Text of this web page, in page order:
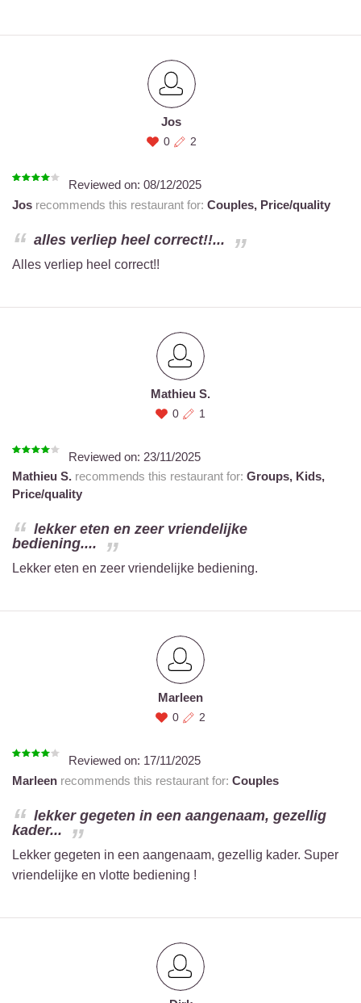
Jos
0 2
Reviewed on: 08/12/2025
Jos recommends this restaurant for: Couples, Price/quality
alles verliep heel correct!!...
Alles verliep heel correct!!
Mathieu S.
0 1
Reviewed on: 23/11/2025
Mathieu S. recommends this restaurant for: Groups, Kids,
Price/quality
lekker eten en zeer vriendelijke
bediening....
Lekker eten en zeer vriendelijke bediening.
Marleen
0 2
Reviewed on: 17/11/2025
Marleen recommends this restaurant for: Couples
lekker gegeten in een aangenaam, gezellig
kader...
Lekker gegeten in een aangenaam, gezellig kader. Super
vriendelijke en vlotte bediening !